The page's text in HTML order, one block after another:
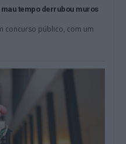
tempo derrubou muros
concurso público, com um